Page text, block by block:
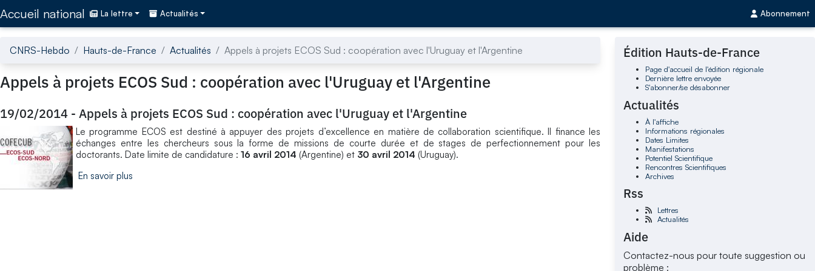
Accueil national La lettre Actualités Abonnement
CNRS-Hebdo Hauts-de-France Actualités Appels à projets ECOS Sud : coopération avec l'Uruguay et l'Argentine
Appels à projets ECOS Sud : coopération avec l'Uruguay et l'Argentine
19/02/2014 - Appels à projets ECOS Sud : coopération avec l'Uruguay et l'Argentine
Le programme ECOS est destiné à appuyer des projets d’excellence en matière de collaboration scientifique. Il finance les
échanges entre les chercheurs sous la forme de missions de courte durée et de stages de perfectionnement pour les
doctorants. Date limite de candidature : 16 avril 2014 (Argentine) et 30 avril 2014 (Uruguay).
En savoir plus
Édition Hauts-de-France
Page d'accueil de l'édition régionale
Dernière lettre envoyée
S'abonner/se désabonner
Actualités
À l'affiche
Informations régionales
Dates Limites
Manifestations
Potentiel Scientifique
Rencontres Scientifiques
Archives
Rss
Lettres
Actualités
Aide
Contactez-nous pour toute suggestion ou
problème :